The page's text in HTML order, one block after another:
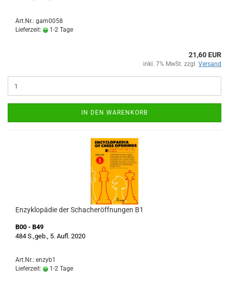
Art.Nr.: gam0058
Lieferzeit:
1-2 Tage
21,60 EUR
inkl. 7% MwSt. zzgl. Versand
IN DEN WARENKORB
Enzyklopädie der Schacheröffnungen B1
B00 - B49
484 S.,geb., 5. Aufl. 2020
Art.Nr.: enzyb1
Lieferzeit:
1-2 Tage